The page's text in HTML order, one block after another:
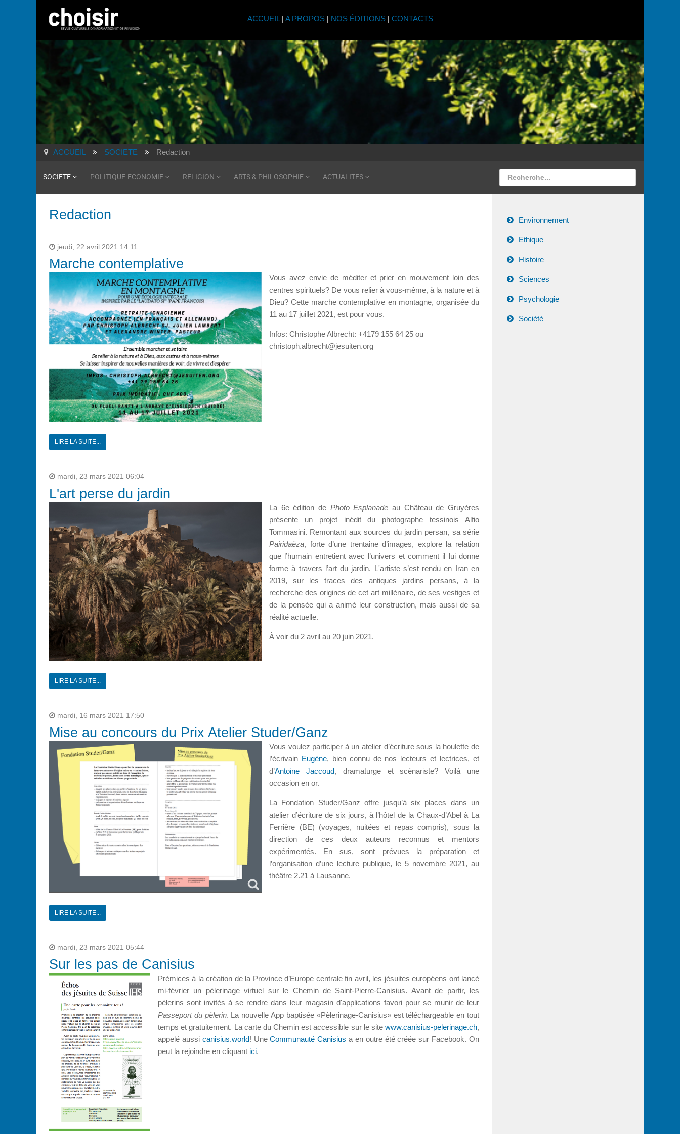
ACCUEIL | A PROPOS| NOS ÉDITIONS| CONTACTS
ACCUEIL SOCIETE Redaction
SOCIETE POLITIQUE-ECONOMIE RELIGION ARTS & PHILOSOPHIE ACTUALITES
Redaction
jeudi, 22 avril 2021 14:11
Marche contemplative
Vous avez envie de méditer et prier en mouvement loin des
centres spirituels? De vous relier à vous-même, à la nature et à
Dieu? Cette marche contemplative en montagne, organisée du
11 au 17 juillet 2021, est pour vous.
Infos: Christophe Albrecht: +4179 155 64 25 ou
christoph.albrecht@jesuiten.org
LIRE LA SUITE...
mardi, 23 mars 2021 06:04
L'art perse du jardin
La 6e édition de Photo Esplanade au Château de Gruyères
présente un projet inédit du photographe tessinois Alfio
Tommasini. Remontant aux sources du jardin persan, sa série
Pairidaëza, forte d’une trentaine d’images, explore la relation
que l’humain entretient avec l’univers et comment il lui donne
forme à travers l’art du jardin. L'artiste s’est rendu en Iran en
2019, sur les traces des antiques jardins persans, à la
recherche des origines de cet art millénaire, de ses vestiges et
de la pensée qui a animé leur construction, mais aussi de sa
réalité actuelle.
À voir du 2 avril au 20 juin 2021.
LIRE LA SUITE...
mardi, 16 mars 2021 17:50
Mise au concours du Prix Atelier Studer/Ganz
Vous voulez participer à un atelier d’écriture sous la houlette de
l’écrivain Eugène, bien connu de nos lecteurs et lectrices, et
d’Antoine Jaccoud, dramaturge et scénariste? Voilà une
occasion en or.
La Fondation Studer/Ganz offre jusqu’à six places dans un
atelier d’écriture de six jours, à l’hôtel de la Chaux-d’Abel à La
Ferrière (BE) (voyages, nuitées et repas compris), sous la
direction de ces deux auteurs reconnus et mentors
expérimentés. En sus, sont prévues la préparation et
l’organisation d’une lecture publique, le 5 novembre 2021, au
théâtre 2.21 à Lausanne.
LIRE LA SUITE...
mardi, 23 mars 2021 05:44
Sur les pas de Canisius
Prémices à la création de la Province d’Europe centrale fin avril, les jésuites européens ont lancé
mi-février un pèlerinage virtuel sur le Chemin de Saint-Pierre-Canisius. Avant de partir, les
pèlerins sont invités à se rendre dans leur magasin d'applications favori pour se munir de leur
Passeport du pèlerin. La nouvelle App baptisée «Pèlerinage-Canisius» est téléchargeable en tout
temps et gratuitement. La carte du Chemin est accessible sur le site www.canisius-pelerinage.ch,
appelé aussi canisius.world! UneCommunauté Canisiusa en outre été créée sur Facebook. On
peut la rejoindre en cliquant ici.
Environnement
Ethique
Histoire
Sciences
Psychologie
Société